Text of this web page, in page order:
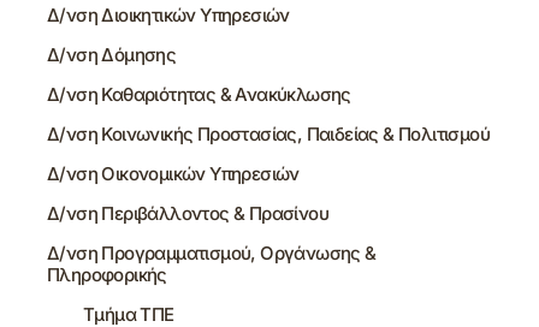
Δ/νση Διοικητικών Υπηρεσιών
Δ/νση Δόμησης
Δ/νση Καθαριότητας & Ανακύκλωσης
Δ/νση Κοινωνικής Προστασίας, Παιδείας & Πολιτισμού
Δ/νση Οικονομικών Υπηρεσιών
Δ/νση Περιβάλλοντος & Πρασίνου
Δ/νση Προγραμματισμού, Οργάνωσης &
Πληροφορικής
Τμήμα ΤΠΕ